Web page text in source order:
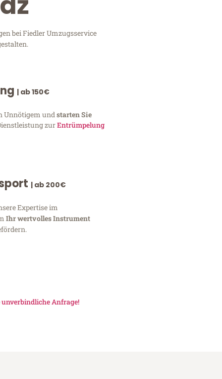
bei Fiedler Umzugsservice
| ab 150€
Unnötigem und starten Sie
zurEntrümpelung
| ab 200€
Expertise im
Ihr wertvolles Instrument
unverbindliche Anfrage!